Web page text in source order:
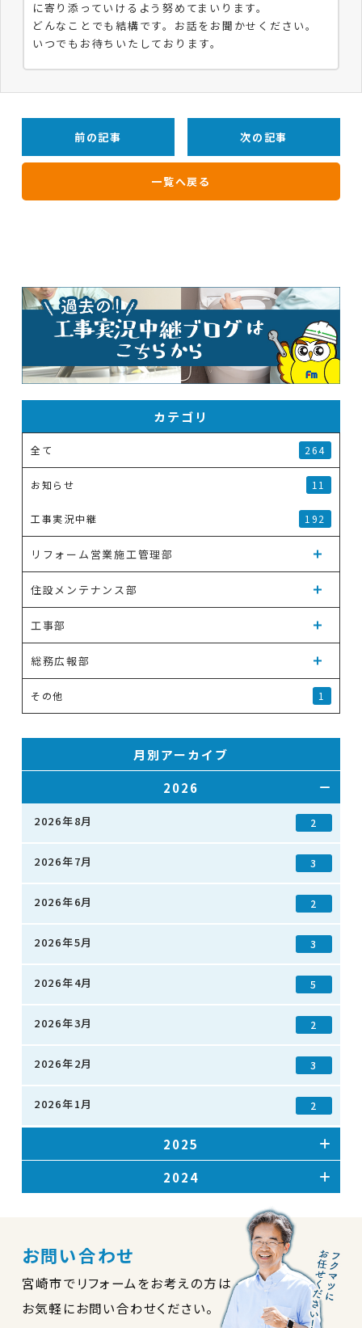
に寄り添っていけるよう努めてまいります。
どんなことでも結構です。お話をお聞かせください。
いつでもお待ちいたしております。
前の記事 次の記事
一覧へ戻る
カテゴリ
全て 264
お知らせ 11
工事実況中継 192
リフォーム営業施工管理部
住設メンテナンス部
工事部
総務広報部
その他 1
月別アーカイブ
2026
2026年8月 2
2026年7月 3
2026年6月 2
2026年5月 3
2026年4月 5
2026年3月 2
2026年2月 3
2026年1月 2
2025
2024
お問い合わせ
宮崎市でリフォームをお考えの方は
お気軽にお問い合わせください。